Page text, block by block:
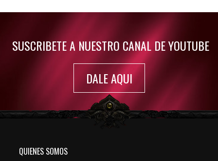
SUSCRIBETE A NUESTRO CANAL DE YOUTUBE
DALE AQUI
QUIENES SOMOS